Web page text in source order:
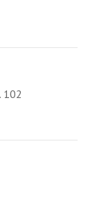
102